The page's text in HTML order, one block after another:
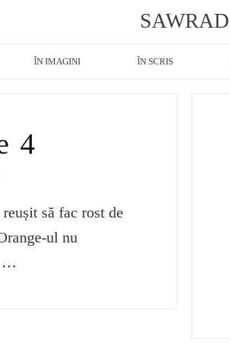
SAWRAD
ÎN IMAGINI ÎN SCRIS
4
să fac rost de
ul nu
…